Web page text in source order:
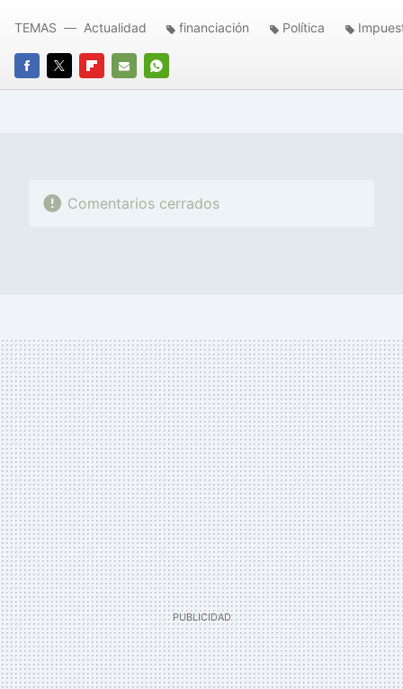
FACEBOOK
TWITTERFLIPBOARD
E-
WHATSAPP
TEMAS Actualidad financiación Política
Comentarios cerrados